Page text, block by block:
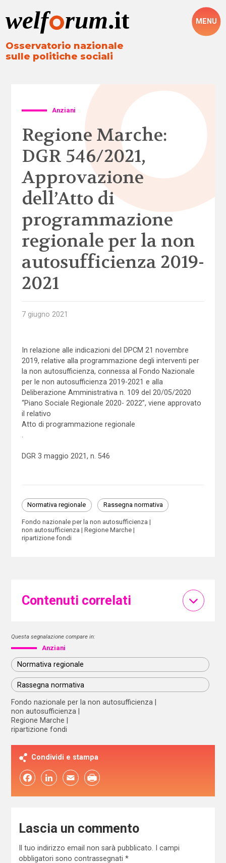
Osservatorio nazionale
sulle politiche sociali
MENU
Anziani
Regione Marche:
DGR 546/2021,
Approvazione
dell’Atto di
programmazione
regionale per la non
autosufficienza 2019-
2021
7 giugno 2021
In relazione alle indicazioni del DPCM 21 novembre
2019, relative alla programmazione degli interventi per
la non autosufficienza, connessa al Fondo Nazionale
per le non autosufficienza 2019-2021 e alla
Deliberazione Amministrativa n. 109 del 20/05/2020
“Piano Sociale Regionale 2020- 2022”, viene approvato
il relativo
Atto di programmazione regionale
DGR 3 maggio 2021, n. 546
Normativa regionale Rassegna normativa
Fondo nazionale per la non autosufficienza
non autosufficienza
Regione Marche
ripartizione fondi
Contenuti correlati
Questa segnalazione compare in:
Anziani
Normativa regionale
Rassegna normativa
Fondo nazionale per la non autosufficienza
non autosufficienza
Regione Marche
ripartizione fondi
Condividi e stampa
FacebookLinkedIn Email
Lascia un commento
Il tuo indirizzo email non sarà pubblicato.
I campi
obbligatori sono contrassegnati *